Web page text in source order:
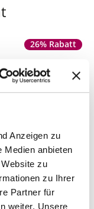
Anzeigen zu
Medien anbieten
zu
zu Ihrer
Partner für
weiter. Unsere
26% Rabatt